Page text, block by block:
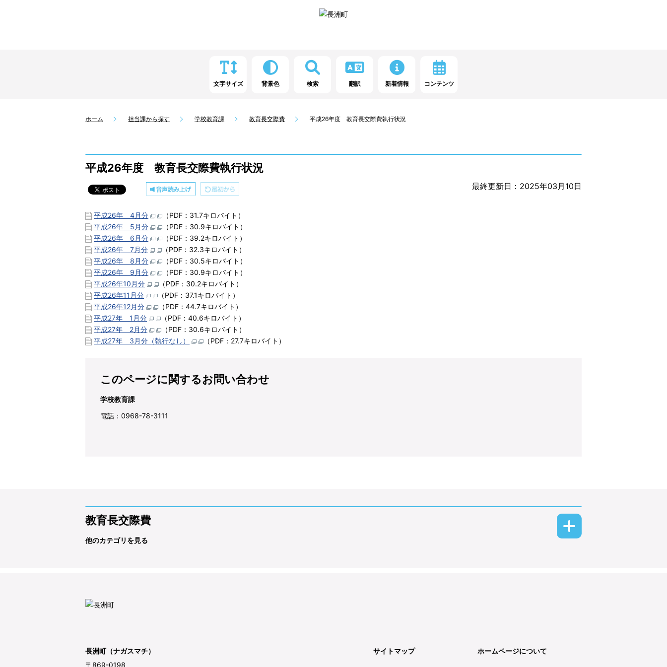
文字サイズ 背景色 検索 翻訳 新着情報 コンテンツ
ホーム 担当課から探す 学校教育課 教育長交際費 平成26年度 教育長交際費執行状況
平成26年度 教育長交際費執行状況
最終更新日：2025年03月10日
平成26年 4月分
（PDF：31.7キロバイト）
平成26年 5月分
（PDF：30.9キロバイト）
平成26年 6月分
（PDF：39.2キロバイト）
平成26年 7月分
（PDF：32.3キロバイト）
平成26年 8月分
（PDF：30.5キロバイト）
平成26年 9月分
（PDF：30.9キロバイト）
平成26年10月分
（PDF：30.2キロバイト）
平成26年11月分
（PDF：37.1キロバイト）
平成26年12月分
（PDF：44.7キロバイト）
平成27年 1月分
（PDF：40.6キロバイト）
平成27年 2月分
（PDF：30.6キロバイト）
平成27年 3月分（執行なし）
（PDF：27.7キロバイト）
このページに関するお問い合わせ
学校教育課
電話：0968-78-3111
教育長交際費
他のカテゴリを見る
長洲町（ナガスマチ）
〒869-0198
サイトマップ ホームページについて